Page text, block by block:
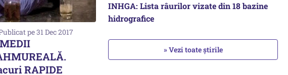
pe 31 Dec 2017
RAPIDE
INHGA: Lista râurilor vizate din 18 bazine
hidrografice
» Vezi toate știrile